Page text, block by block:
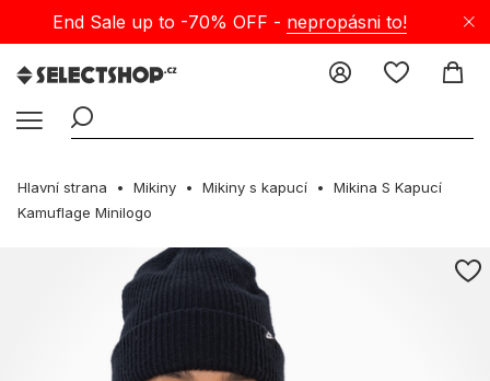
End Sale up to -70% OFF - nepropásni to!
Hlavní strana Mikiny Mikiny s kapucí
Mikina S Kapucí
Kamuflage Minilogo